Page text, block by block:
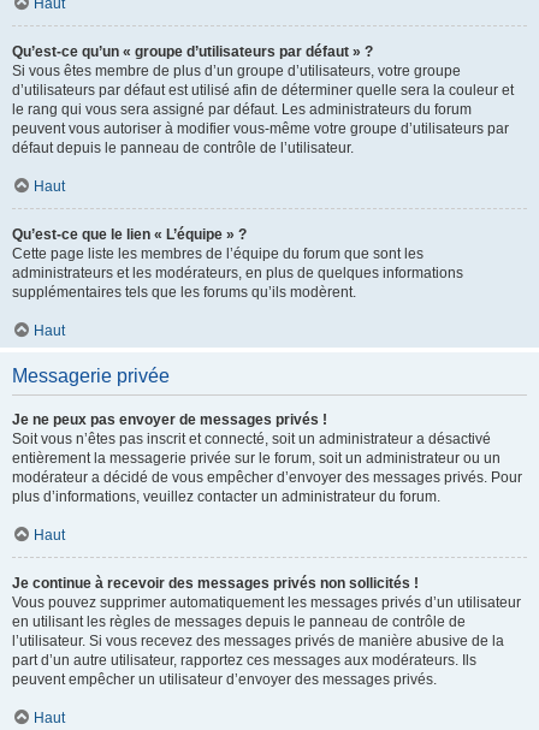
Haut
Qu’est-ce qu’un « groupe d’utilisateurs par défaut » ?
Si vous êtes membre de plus d’un groupe d’utilisateurs, votre groupe
d’utilisateurs par défaut est utilisé afin de déterminer quelle sera la couleur et
le rang qui vous sera assigné par défaut. Les administrateurs du forum
peuvent vous autoriser à modifier vous-même votre groupe d’utilisateurs par
défaut depuis le panneau de contrôle de l’utilisateur.
Haut
Qu’est-ce que le lien « L’équipe » ?
Cette page liste les membres de l’équipe du forum que sont les
administrateurs et les modérateurs, en plus de quelques informations
supplémentaires tels que les forums qu’ils modèrent.
Haut
Messagerie privée
Je ne peux pas envoyer de messages privés !
Soit vous n’êtes pas inscrit et connecté, soit un administrateur a désactivé
entièrement la messagerie privée sur le forum, soit un administrateur ou un
modérateur a décidé de vous empêcher d’envoyer des messages privés. Pour
plus d’informations, veuillez contacter un administrateur du forum.
Haut
Je continue à recevoir des messages privés non sollicités !
Vous pouvez supprimer automatiquement les messages privés d’un utilisateur
en utilisant les règles de messages depuis le panneau de contrôle de
l’utilisateur. Si vous recevez des messages privés de manière abusive de la
part d’un autre utilisateur, rapportez ces messages aux modérateurs. Ils
peuvent empêcher un utilisateur d’envoyer des messages privés.
Haut